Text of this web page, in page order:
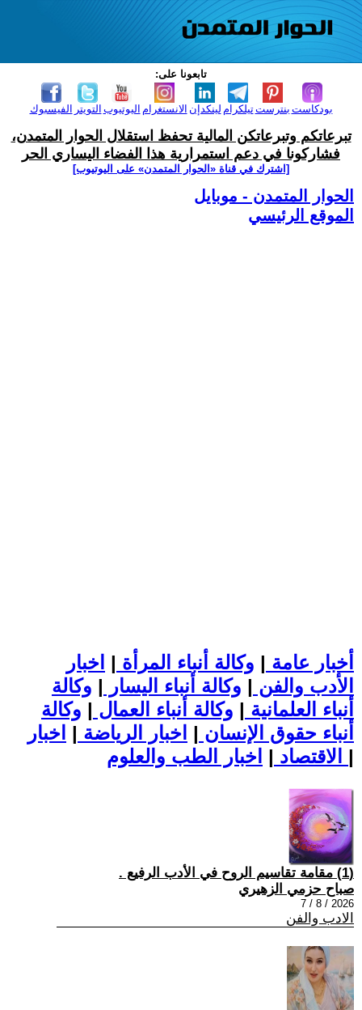
تابعونا على:
الفيسبوك التويتر اليوتيوب الانستغرام لينكدإن تيلكرامبنترست بودكاست
تبرعاتكم وتبرعاتكن المالية تحفظ استقلال الحوار المتمدن،
فشاركونا في دعم استمرارية هذا الفضاء اليساري الحر
[اشترك في قناة ‫«الحوار المتمدن» على اليوتيوب]
الحوار المتمدن - موبايل
الموقع الرئيسي
أخبار عامة | وكالة أنباء المرأة | اخبار
الأدب والفن | وكالة أنباء اليسار | وكالة
أنباء العلمانية | وكالة أنباء العمال | وكالة
أنباء حقوق الإنسان | اخبار الرياضة | اخبار
الاقتصاد | |
(1) مقامة تقاسيم الروح في الأدب الرفيع .
صباح حزمي الزهيري
2026 / 8 / 7
الادب والفن